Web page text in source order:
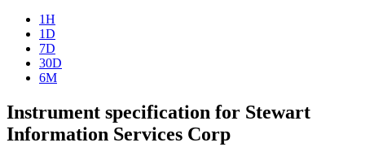
1H
1D
7D
30D
6M
Instrument specification for Stewart
Information Services Corp